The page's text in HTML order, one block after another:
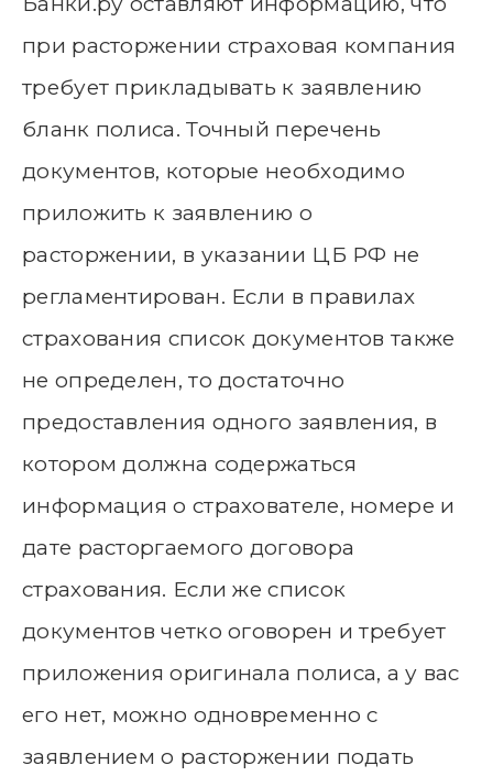
при расторжении страховая компания
требует прикладывать к заявлению
бланк полиса. Точный перечень
документов, которые необходимо
приложить к заявлению о
расторжении, в указании ЦБ РФ не
регламентирован. Если в правилах
страхования список документов также
не определен, то достаточно
предоставления одного заявления, в
котором должна содержаться
информация о страхователе, номере и
дате расторгаемого договора
страхования. Если же список
документов четко оговорен и требует
приложения оригинала полиса, а у вас
его нет, можно одновременно с
заявлением о расторжении подать